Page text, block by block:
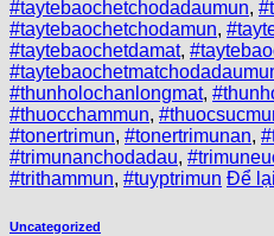
#taytebaochetchodadaumun,
#taytebaochetchodamun,
#taytebaochetdamat,
#thunholochanlongmat,
#thuocchammun,
#tonertrimun, #tonertrimunan,
#trimunanchodadau,
#trithammun, #tuyptrimun Để
Uncategorized